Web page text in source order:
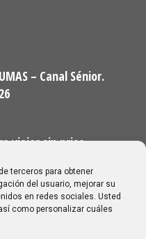
terceros para obtener
del usuario, mejorar su
en redes sociales. Usted
como personalizar cuáles
– Canal Sénior.
viajar sin prisa